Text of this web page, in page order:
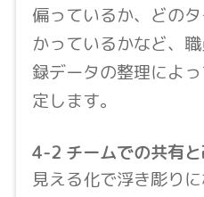
偏っているか、どの
かっているかなど、
録データの整理によ
定します。
4-2 チームでの共有
見える化で浮き彫り